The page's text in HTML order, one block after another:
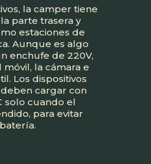
la camper tiene
parte trasera y
estaciones de
Aunque es algo
enchufe de 220V,
la cámara e
Los dispositivos
cargar con
solo cuando el
para evitar